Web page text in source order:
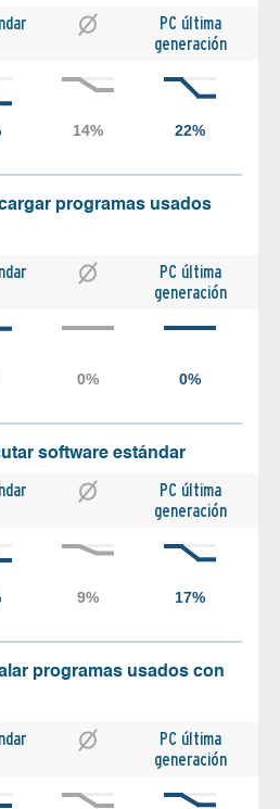
PC última
generación
programas usados
PC última
generación
software estándar
PC última
generación
programas usados con
PC última
generación